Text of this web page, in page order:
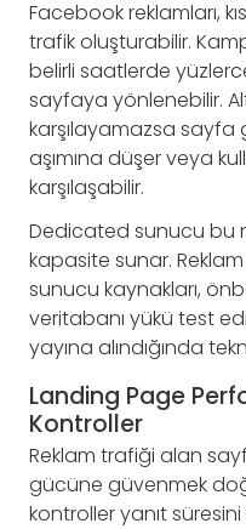
Facebook reklamları,
trafik oluşturabilir.
belirli saatlerde
sayfaya yönlenebilir.
karşılayamazsa sayfa
aşımına düşer veya
karşılaşabilir.
Dedicated sunucu bu
kapasite sunar.
sunucu kaynakları,
veritabanı yükü test
yayına alındığında
Landing Page
Kontroller
Reklam trafiği alan
gücüne güvenmek
kontroller yanıt